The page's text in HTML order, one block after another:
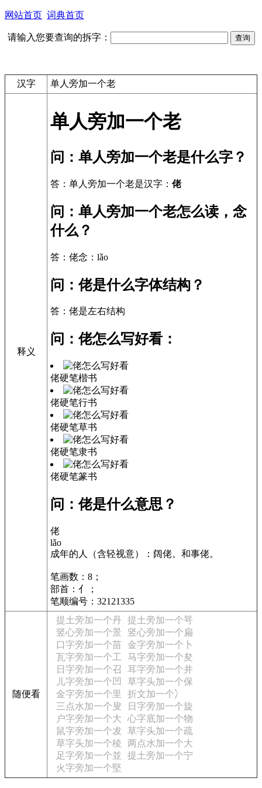
网站首页 词典首页
请输入您要查询的拆字：
汉字 单人旁加一个老
释义
单人旁加一个老
问：单人旁加一个老是什么字？
答：单人旁加一个老是汉字： 佬
问：单人旁加一个老怎么读，念
什么？
答：佬念：lǎo
问：佬是什么字体结构？
答：佬是左右结构
问：佬怎么写好看：
佬硬笔楷书
佬硬笔行书
佬硬笔草书
佬硬笔隶书
佬硬笔篆书
问：佬是什么意思？
佬
lǎo
成年的人（含轻视意）：阔佬。和事佬。
笔画数：8；
部首：亻；
笔顺编号：32121335
随便看
提土旁加一个丹
提土旁加一个咢
竖心旁加一个景
竖心旁加一个扁
口字旁加一个苗
金字旁加一个卜
瓦字旁加一个工
马字旁加一个夋
日字旁加一个召
耳字旁加一个并
儿字旁加一个凹
草字头加一个保
金字旁加一个里
折文加一个冫
三点水加一个叟
日字旁加一个旋
户字旁加一个大
心字底加一个物
鼠字旁加一个犮 草字头加一个疏
草字头加一个稜
两点水加一个大
足字旁加一个並
提土旁加一个宁
火字旁加一个堅